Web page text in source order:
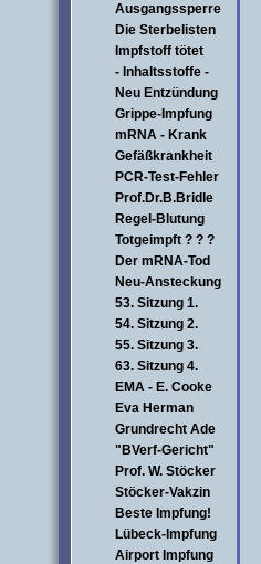
Ausgangssperre
Die Sterbelisten
Impfstoff tötet
- Inhaltsstoffe -
Neu Entzündung
Grippe-Impfung
mRNA - Krank
Gefäßkrankheit
PCR-Test-Fehler
Prof.Dr.B.Bridle
Regel-Blutung
Totgeimpft ? ? ?
Der mRNA-Tod
Neu-Ansteckung
53. Sitzung 1.
54. Sitzung 2.
55. Sitzung 3.
63. Sitzung 4.
EMA - E. Cooke
Eva Herman
Grundrecht Ade
"BVerf-Gericht"
Prof. W. Stöcker
Stöcker-Vakzin
Beste Impfung!
Lübeck-Impfung
Airport Impfung